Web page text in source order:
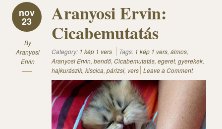
nov
23
By
Aranyosi
Ervin
Aranyosi Ervin:
Cicabemutatás
Category: 1 kép 1 vers Tags: 1 kép 1 vers, álmos,
Aranyosi Ervin, bendő, Cicabemutatás, egeret, gyerekek,
hajkurászik, kiscica, párizsi, vers Leave a Comment